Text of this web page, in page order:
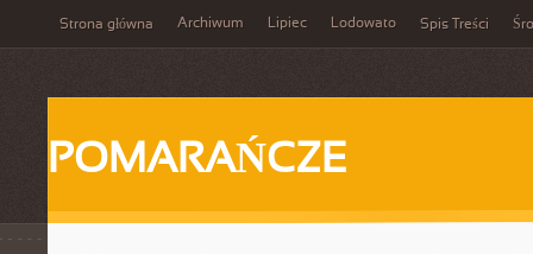
Strona główna Archiwum Lipiec Lodowato Spis Treści
POMARAŃCZE